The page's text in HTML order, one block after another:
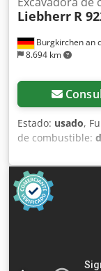
Burgkirchen an
8.694 km
Liebherr R
Estado: usado,
de combustible:
Equipamiento:
filtro de hollín,
hidráulica de
cadenas